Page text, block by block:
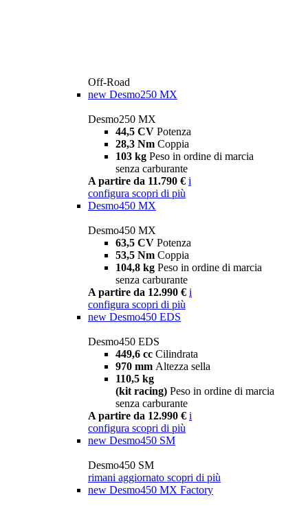
Off-Road
new Desmo250 MX
Desmo250 MX
44,5 CV Potenza
28,3 Nm Coppia
103 kg Peso in ordine di marcia
senza carburante
A partire da 11.790 € i
configura scopri di più
Desmo450 MX
Desmo450 MX
63,5 CV Potenza
53,5 Nm Coppia
104,8 kg Peso in ordine di marcia
senza carburante
A partire da 12.990 € i
configura scopri di più
new Desmo450 EDS
Desmo450 EDS
449,6 cc Cilindrata
970 mm Altezza sella
110,5 kg
(kit racing) Peso in ordine di marcia
senza carburante
A partire da 12.990 € i
configura scopri di più
new Desmo450 SM
Desmo450 SM
rimani aggiornato scopri di più
new Desmo450 MX Factory